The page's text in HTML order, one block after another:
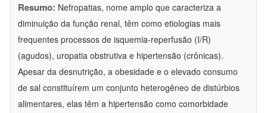
Resumo: Nefropatias, nome amplo que caracteriza a
diminuição da função renal, têm como etiologias mais
frequentes processos de isquemia-reperfusão (I/R)
(agudos), uropatia obstrutiva e hipertensão (crônicas).
Apesar da desnutrição, a obesidade e o elevado consumo
de sal constituírem um conjunto heterogêneo de distúrbios
alimentares, elas têm a hipertensão como comorbidade